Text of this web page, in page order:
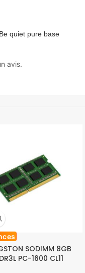
quiet pure base
avis.
SODIMM 8GB
PC-1600 CL11